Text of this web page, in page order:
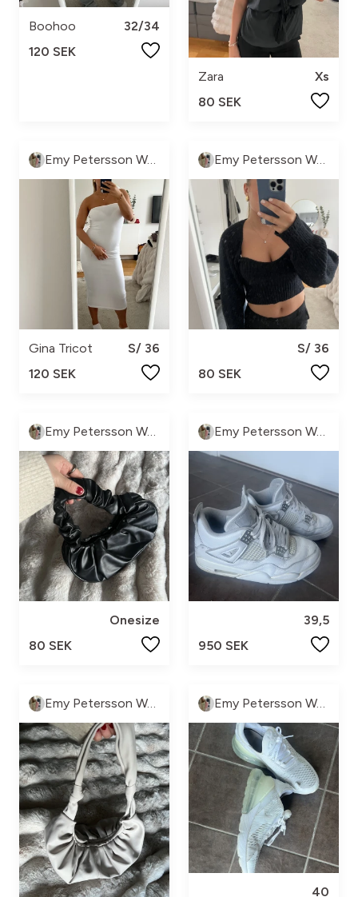
Boohoo
32/34
120 SEK
Zara
Xs
80 SEK
Emy Petersson Wennborg
Gina Tricot
S/ 36
120 SEK
Emy Petersson Wennborg
S/ 36
80 SEK
Emy Petersson Wennborg
Onesize
80 SEK
Emy Petersson Wennborg
39,5
950 SEK
Emy Petersson Wennborg Emy Petersson Wennborg
40